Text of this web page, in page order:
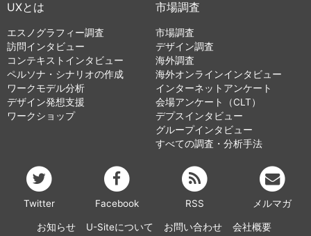
UXとは
エスノグラフィー調査
訪問インタビュー
コンテキストインタビュー
ペルソナ・シナリオの作成
ワークモデル分析
デザイン発想支援
ワークショップ
市場調査
市場調査
デザイン調査
海外調査
海外オンラインインタビュー
インターネットアンケート
会場アンケート（CLT）
デプスインタビュー
グループインタビュー
すべての調査・分析手法
Twitter Facebook RSS メルマガ
お知らせ U-Siteについて お問い合わせ 会社概要